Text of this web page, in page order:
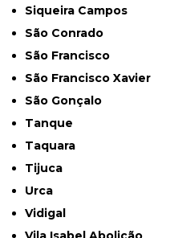
Siqueira Campos
São Conrado
São Francisco
São Francisco Xavier
São Gonçalo
Tanque
Taquara
Tijuca
Urca
Vidigal